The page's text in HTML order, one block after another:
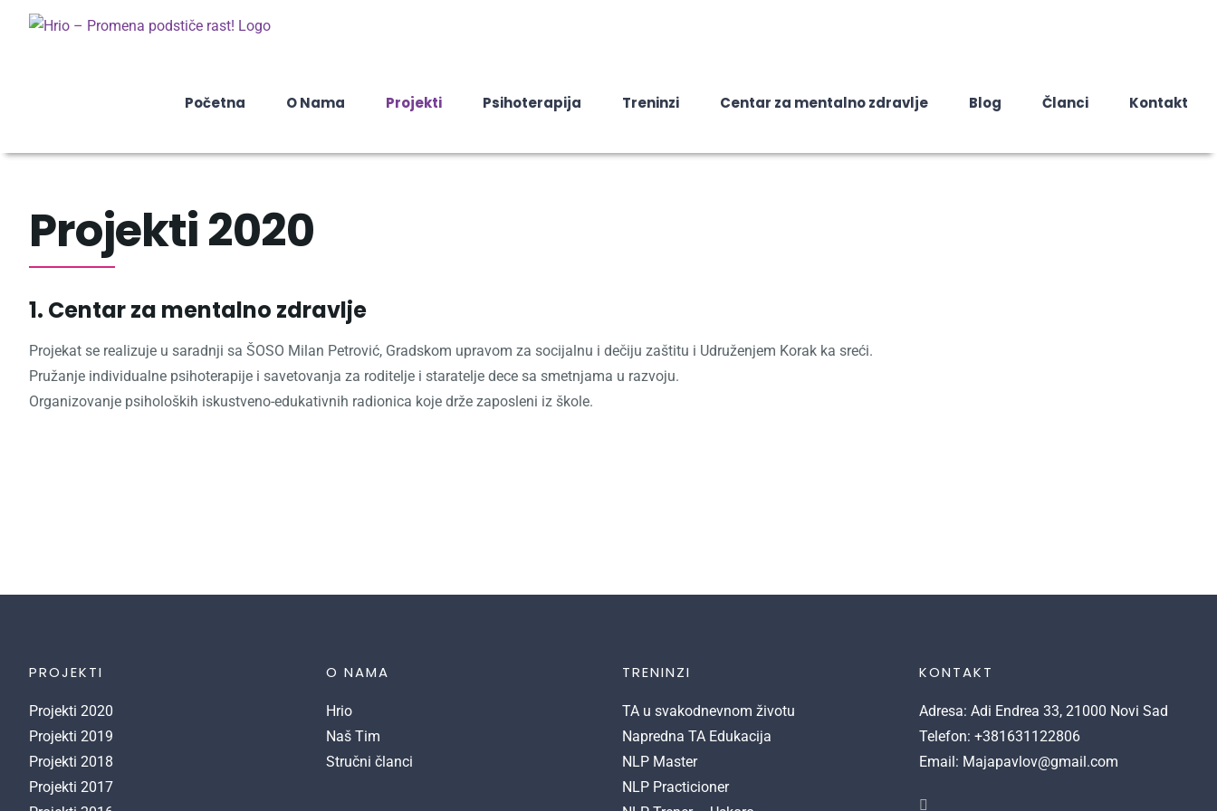
Početna O Nama Projekti Psihoterapija Treninzi Centar za mentalno zdravlje Blog Članci Kontakt
Projekti 2020
1. Centar za mentalno zdravlje
Projekat se realizuje u saradnji sa ŠOSO Milan Petrović, Gradskom upravom za socijalnu i dečiju zaštitu i Udruženjem Korak ka sreći.
Pružanje individualne psihoterapije i savetovanja za roditelje i staratelje dece sa smetnjama u razvoju.
Organizovanje psiholoških iskustveno-edukativnih radionica koje drže zaposleni iz škole.
PROJEKTI
Projekti 2020
Projekti 2019
Projekti 2018
Projekti 2017
O NAMA
Hrio
Naš Tim
Stručni članci
TRENINZI
TA u svakodnevnom životu
Napredna TA Edukacija
NLP Master
NLP Practicioner
KONTAKT
Adresa: Adi Endrea 33, 21000 Novi Sad
Telefon: +381631122806
Email: Majapavlov@gmail.com